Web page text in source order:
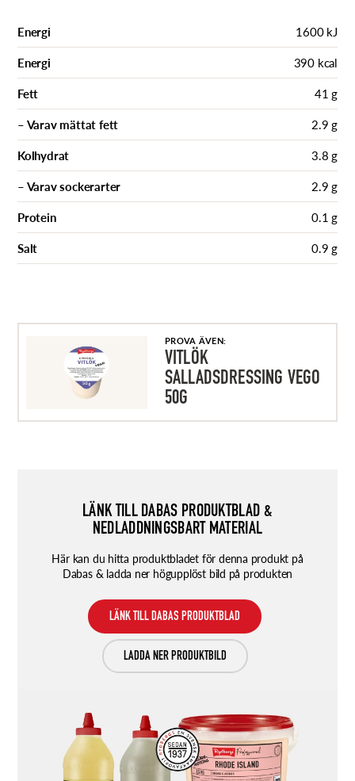
Energi 1600 kJ
Energi 390 kcal
Fett 41 g
– Varav mättat fett 2.9 g
Kolhydrat 3.8 g
– Varav sockerarter 2.9 g
Protein 0.1 g
Salt 0.9 g
PROVA ÄVEN:
VITLÖK
SALLADSDRESSING VEGO
50G
LÄNK TILL DABAS PRODUKTBLAD &
NEDLADDNINGSBART MATERIAL
Här kan du hitta produktbladet för denna produkt på
Dabas & ladda ner högupplöst bild på produkten
LÄNK TILL DABAS PRODUKTBLAD
LADDA NER PRODUKTBILD